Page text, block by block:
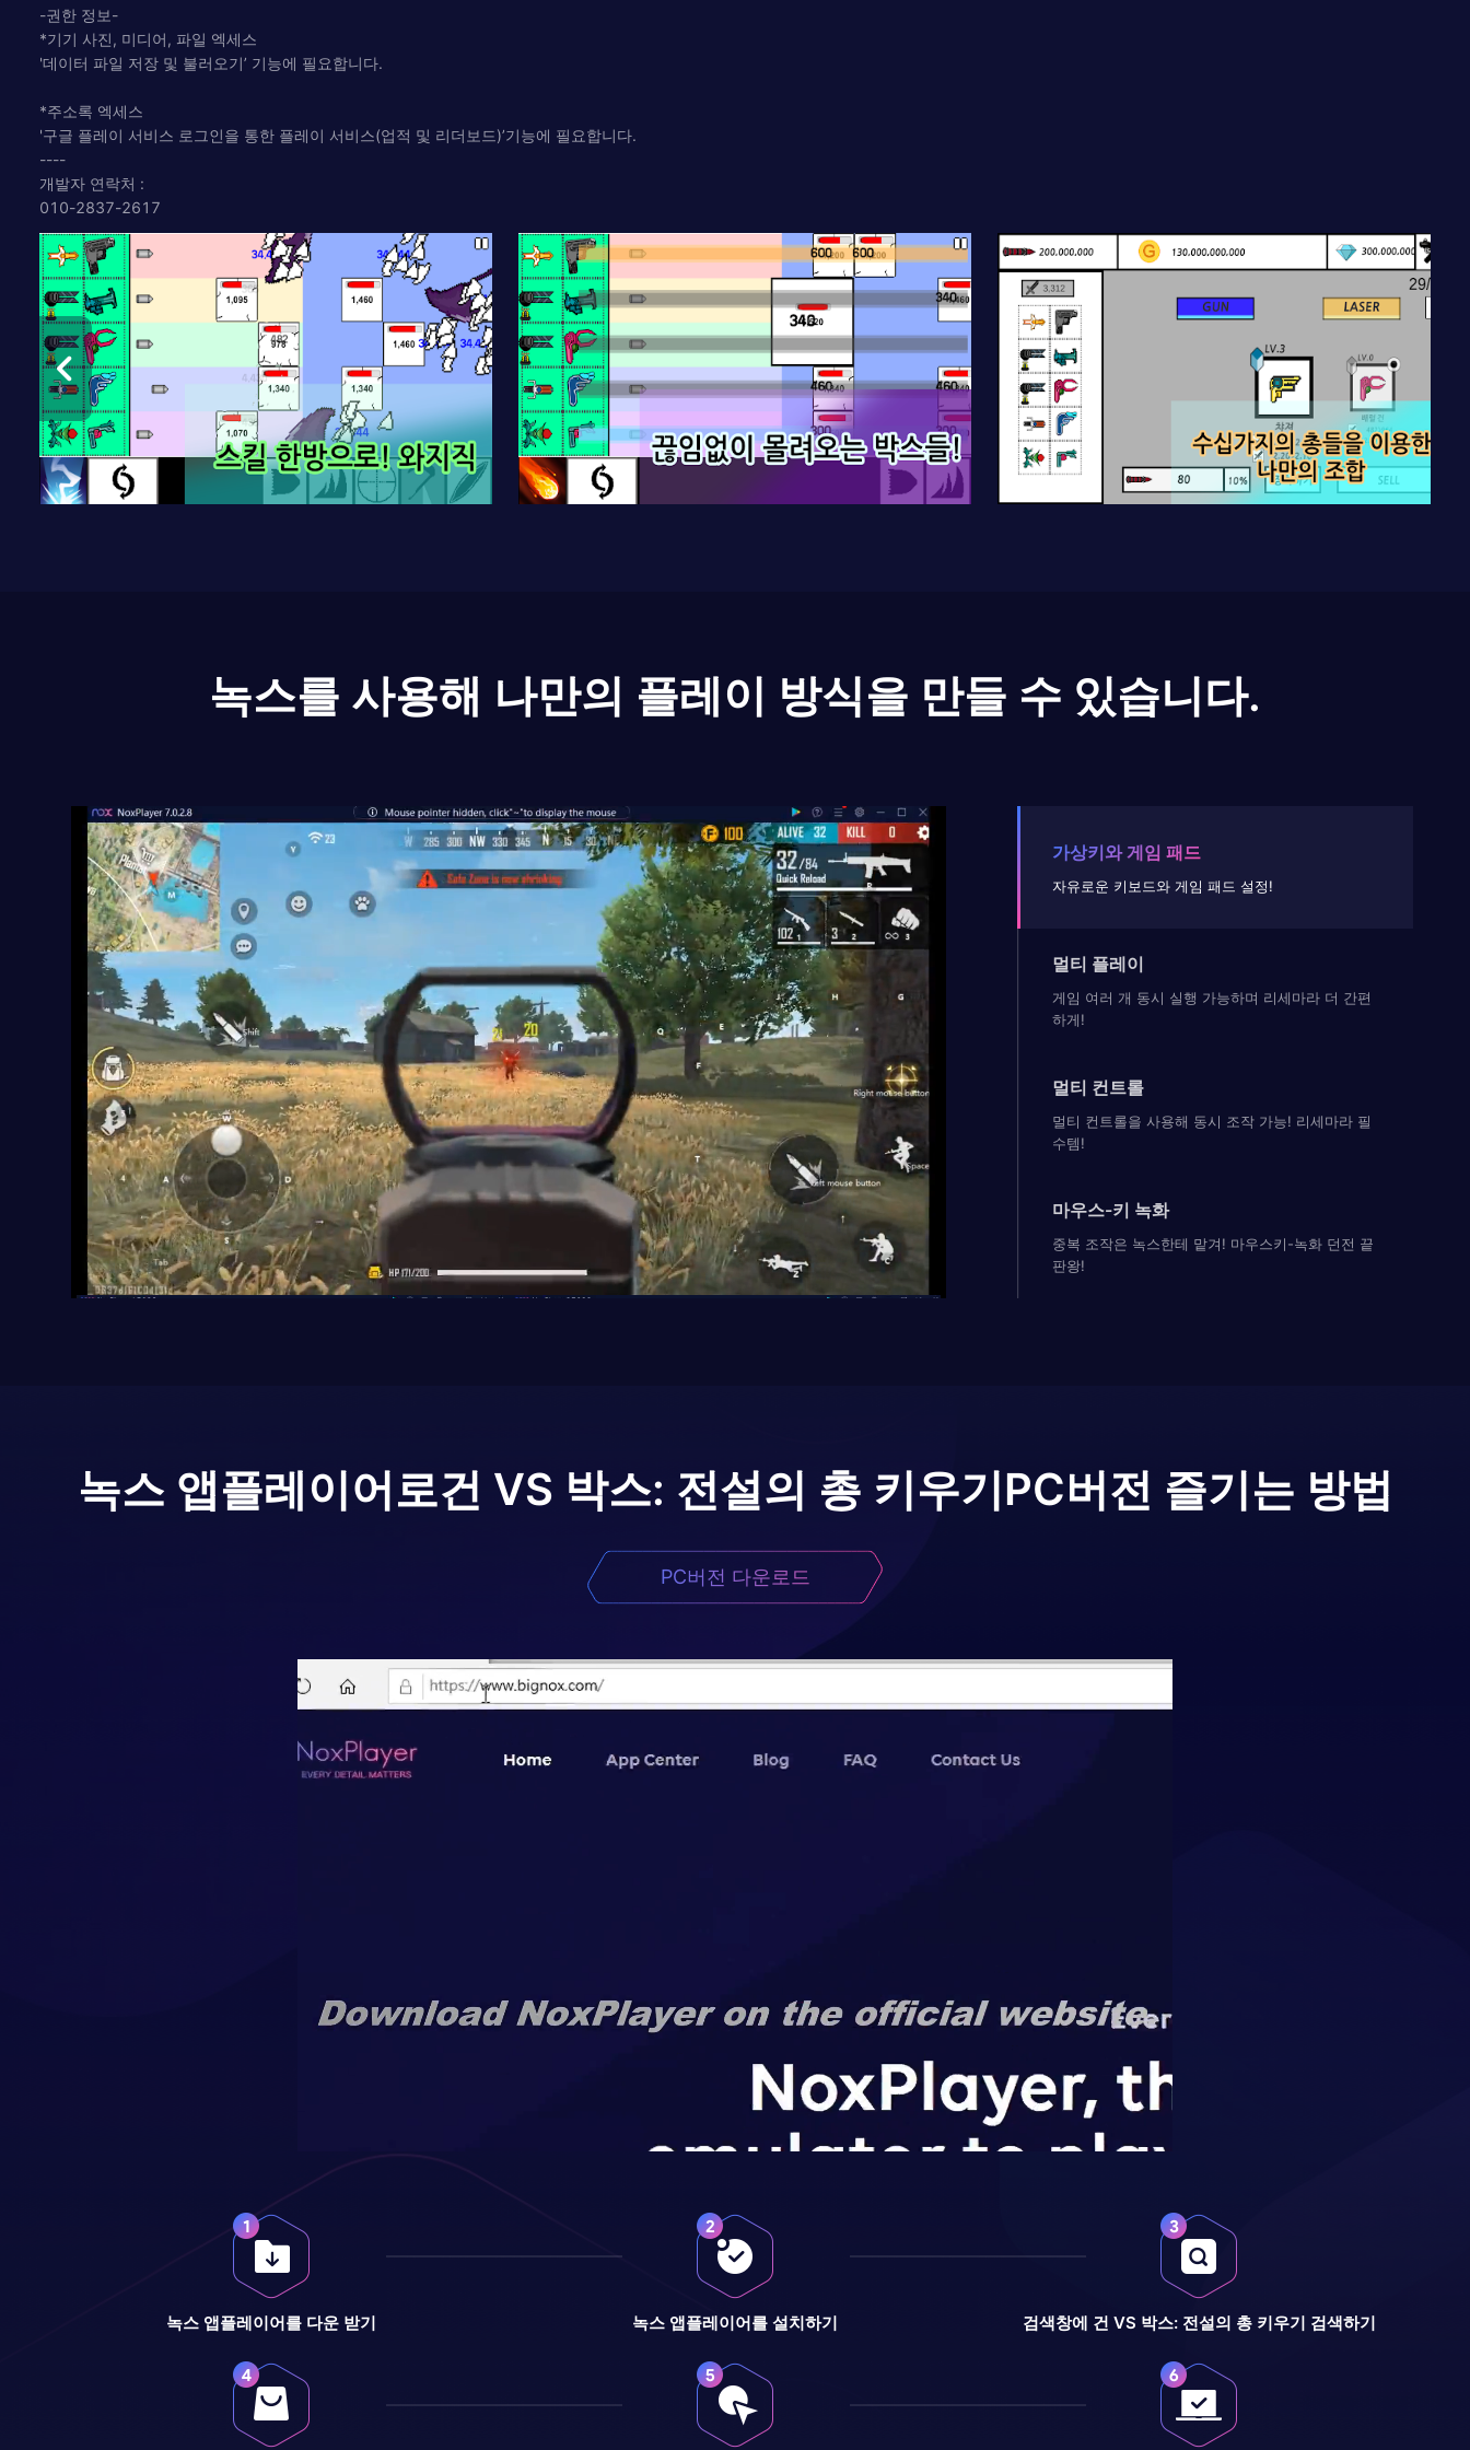
-권한 정보-
*기기 사진, 미디어, 파일 엑세스
'데이터 파일 저장 및 불러오기’ 기능에 필요합니다.
*주소록 엑세스
'구글 플레이 서비스 로그인을 통한 플레이 서비스(업적 및 리더보드)’기능에 필요합니다.
----
개발자 연락처 :
010-2837-2617
녹스를 사용해 나만의 플레이 방식을 만들 수 있습니다.
가상키와 게임 패드
자유로운 키보드와 게임 패드 설정!
멀티 플레이
게임 여러 개 동시 실행 가능하며 리세마라 더 간편
하게!
멀티 컨트롤
멀티 컨트롤을 사용해 동시 조작 가능! 리세마라 필
수템!
마우스-키 녹화
중복 조작은 녹스한테 맡겨! 마우스키-녹화 던전 끝
판왕!
녹스 앱플레이어로건 VS 박스: 전설의 총 키우기PC버전 즐기는 방법
PC버전 다운로드
녹스 앱플레이어를 다운 받기 녹스 앱플레이어를 설치하기 검색창에 건 VS 박스: 전설의 총 키우기 검색하기